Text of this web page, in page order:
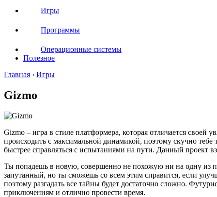
Игры
Программы
Операционные системы
Полезное
Главная › Игры
Gizmo
Gizmo – игра в стиле платформера, которая отличается своей
происходить с максимальной динамикой, поэтому скучно
быстрее справляться с испытаниями на пути. Данный проект
Ты попадешь в новую, совершенно не похожую ни на одну из
запутанный, но ты сможешь со всем этим справится, если
поэтому разгадать все тайны будет достаточно сложно.
приключениям и отлично провести время.